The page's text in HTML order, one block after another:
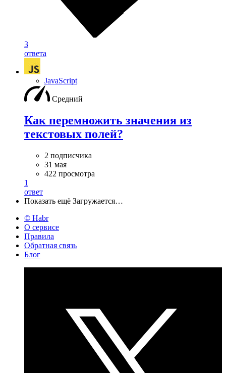
3
ответа
JavaScript
Средний
Как перемножить значения из
текстовых полей?
2 подписчика
31 мая
422 просмотра
1
ответ
Показать ещё Загружается…
© Habr
О сервисе
Правила
Обратная связь
Блог